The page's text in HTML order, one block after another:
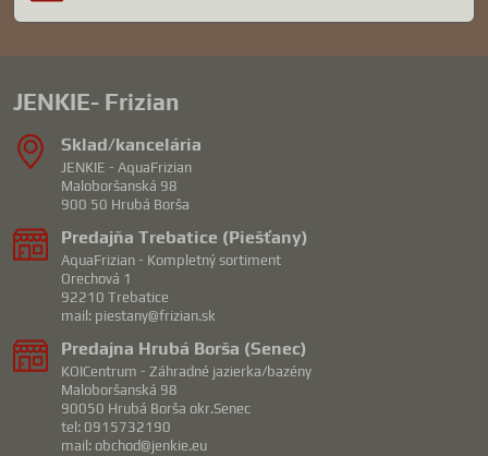
JENKIE- Frizian
Sklad/kancelária
JENKIE - AquaFrizian
Maloboršanská 98
900 50 Hrubá Borša
Predajňa Trebatice (Piešťany)
AquaFrizian - Kompletný sortiment
Orechová 1
92210 Trebatice
mail: piestany@frizian.sk
Predajna Hrubá Borša (Senec)
KOICentrum - Záhradné jazierka/bazény
Maloboršanská 98
90050 Hrubá Borša okr.Senec
tel: 0915732190
mail: obchod@jenkie.eu